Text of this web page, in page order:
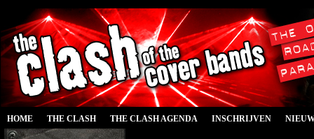
HOME THE CLASH THE CLASH AGENDA INSCHRIJVEN